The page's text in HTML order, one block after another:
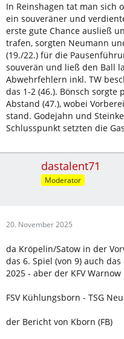
In Reinshagen tat man sich
ein souveräner und
erste gute Chance ausließ
trafen, sorgten Neumann
(19./22.) für die
souverän und ließ den Ball
Abwehrfehlern inkl. TW
das 1-2 (46.). Bönsch
Abstand (47.), wobei
stand. Godejahn und
Schlusspunkt setzten die
dastalent71
Moderator
20. November 2025
da Kröpelin/Satow in der
das 6. Spiel (von 9) auch
2025 - aber der KFV
FSV Kühlungsborn - TSG
der Bericht von Kborn (FB)